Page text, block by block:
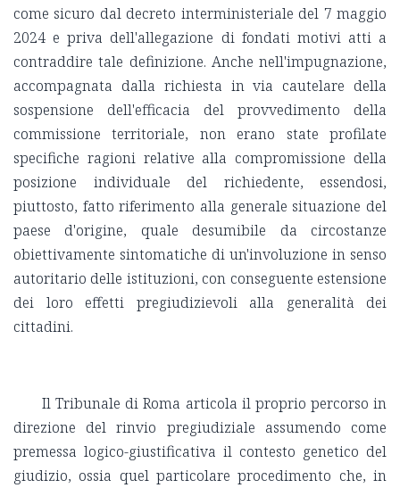
come sicuro dal decreto interministeriale del 7 maggio
2024 e priva dell'allegazione di fondati motivi atti a
contraddire tale definizione. Anche nell'impugnazione,
accompagnata dalla richiesta in via cautelare della
sospensione dell'efficacia del provvedimento della
commissione territoriale, non erano state profilate
specifiche ragioni relative alla compromissione della
posizione individuale del richiedente, essendosi,
piuttosto, fatto riferimento alla generale situazione del
paese d'origine, quale desumibile da circostanze
obiettivamente sintomatiche di un'involuzione in senso
autoritario delle istituzioni, con conseguente estensione
dei loro effetti pregiudizievoli alla generalità dei
cittadini.
Il Tribunale di Roma articola il proprio percorso in
direzione del rinvio pregiudiziale assumendo come
premessa logico-giustificativa il contesto genetico del
giudizio, ossia quel particolare procedimento che, in